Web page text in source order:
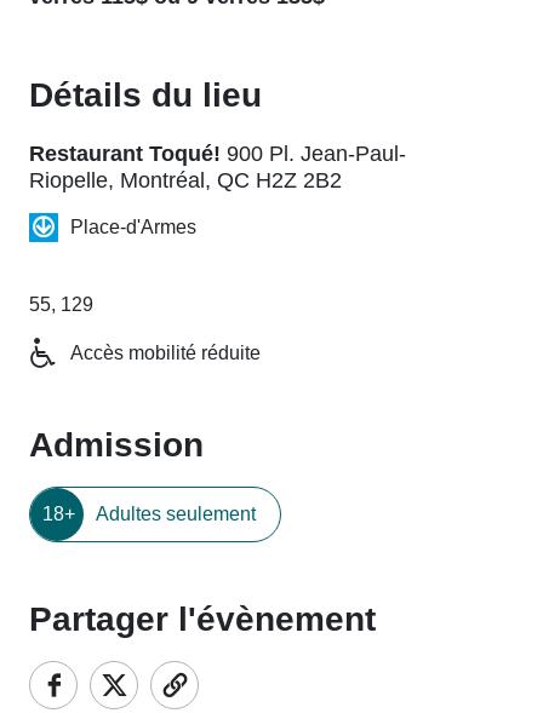
Détails du lieu
Restaurant Toqué! 900 Pl. Jean-Paul-
Riopelle, Montréal, QC H2Z 2B2
Place-d'Armes
55, 129
Accès mobilité réduite
Admission
18+ Adultes seulement
Partager l'évènement